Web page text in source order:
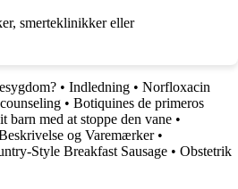
smerteklinikker eller
• Indledning • Norfloxacin
• Botiquines de primeros
med at stoppe den vane •
og Varemærker•
Style Breakfast Sausage • Obstetrik